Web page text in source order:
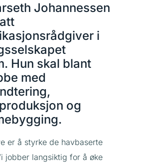
Johannessen
i
Hun skal blant
med
og
er å styrke de havbaserte
jobber langsiktig for å øke